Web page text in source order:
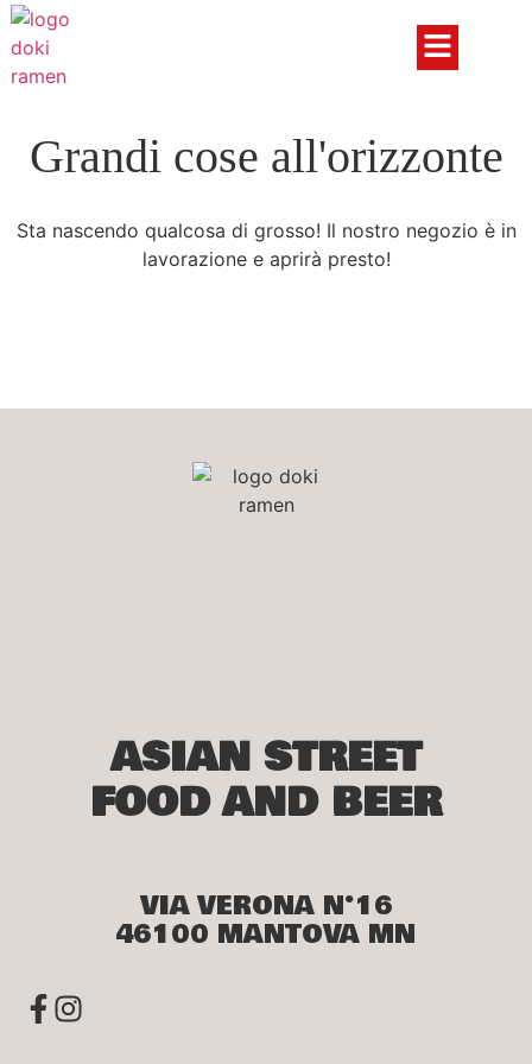
Grandi cose all'orizzonte
Sta nascendo qualcosa di grosso! Il nostro negozio è in
lavorazione e aprirà presto!
ASIAN STREET
FOOD AND BEER
VIA VERONA N°16
46100 MANTOVA MN